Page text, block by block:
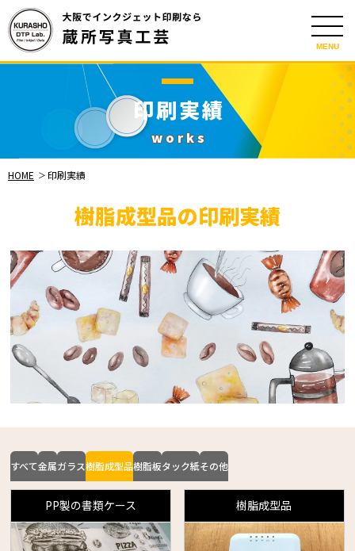
MENU
印刷実績
works
HOME 印刷実績
樹脂成型品の印刷実績
すべて金属ガラス樹脂成型品樹脂板タック紙その他
PP製の書類ケース 樹脂成型品